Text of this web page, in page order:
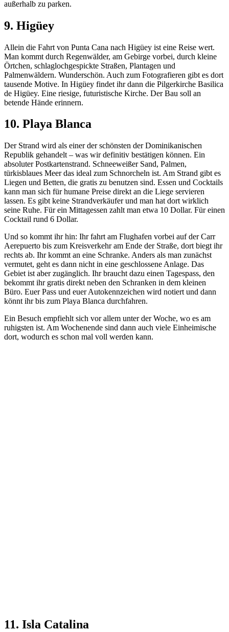
außerhalb zu parken.
9. Higüey
Allein die Fahrt von Punta Cana nach Higüey ist eine Reise wert.
Man kommt durch Regenwälder, am Gebirge vorbei, durch kleine
Örtchen, schlaglochgespickte Straßen, Plantagen und
Palmenwäldern. Wunderschön. Auch zum Fotografieren gibt es dort
tausende Motive. In Higüey findet ihr dann die Pilgerkirche Basilica
de Higüey. Eine riesige, futuristische Kirche. Der Bau soll an
betende Hände erinnern.
10. Playa Blanca
Der Strand wird als einer der schönsten der Dominikanischen
Republik gehandelt – was wir definitiv bestätigen können. Ein
absoluter Postkartenstrand. Schneeweißer Sand, Palmen,
türkisblaues Meer das ideal zum Schnorcheln ist. Am Strand gibt es
Liegen und Betten, die gratis zu benutzen sind. Essen und Cocktails
kann man sich für humane Preise direkt an die Liege servieren
lassen. Es gibt keine Strandverkäufer und man hat dort wirklich
seine Ruhe. Für ein Mittagessen zahlt man etwa 10 Dollar. Für einen
Cocktail rund 6 Dollar.
Und so kommt ihr hin: Ihr fahrt am Flughafen vorbei auf der Carr
Aerepuerto bis zum Kreisverkehr am Ende der Straße, dort biegt ihr
rechts ab. Ihr kommt an eine Schranke. Anders als man zunächst
vermutet, geht es dann nicht in eine geschlossene Anlage. Das
Gebiet ist aber zugänglich. Ihr braucht dazu einen Tagespass, den
bekommt ihr gratis direkt neben den Schranken in dem kleinen
Büro. Euer Pass und euer Autokennzeichen wird notiert und dann
könnt ihr bis zum Playa Blanca durchfahren.
Ein Besuch empfiehlt sich vor allem unter der Woche, wo es am
ruhigsten ist. Am Wochenende sind dann auch viele Einheimische
dort, wodurch es schon mal voll werden kann.
11. Isla Catalina